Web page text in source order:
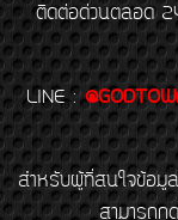
ติดต่อด่วนตลอด
LINE :
สำหรับผู้ที่สนใจข้อมู
สามารถก